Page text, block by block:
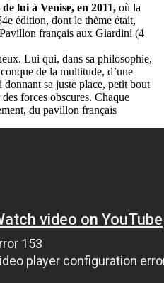
lui à Venise, en 2011, où la
édition, dont le thème était,
français aux Giardini (4
Lui qui, dans sa philosophie,
de la multitude, d’une
sa juste place, petit bout
forces obscures. Chaque
du pavillon français